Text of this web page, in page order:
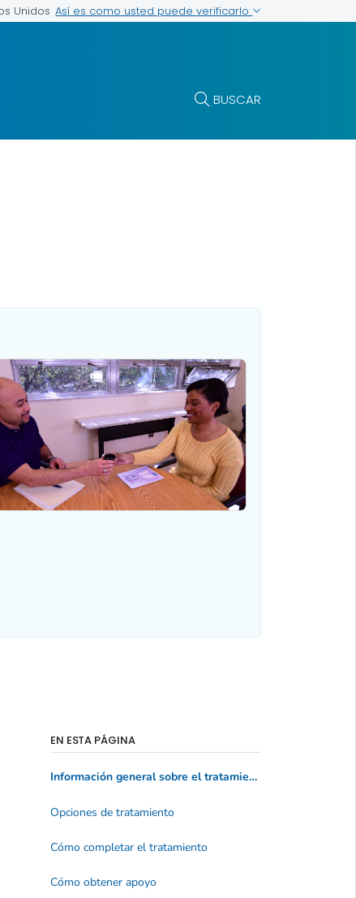
Unidos Así es como usted puede verificarlo
BUSCAR
EN ESTA PÁGINA
Información general sobre el tratamiento
Opciones de tratamiento
Cómo completar el tratamiento
Cómo obtener apoyo